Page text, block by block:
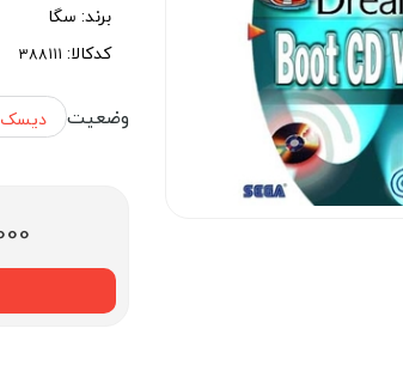
برند: سگا
کدکالا:
وضعیت